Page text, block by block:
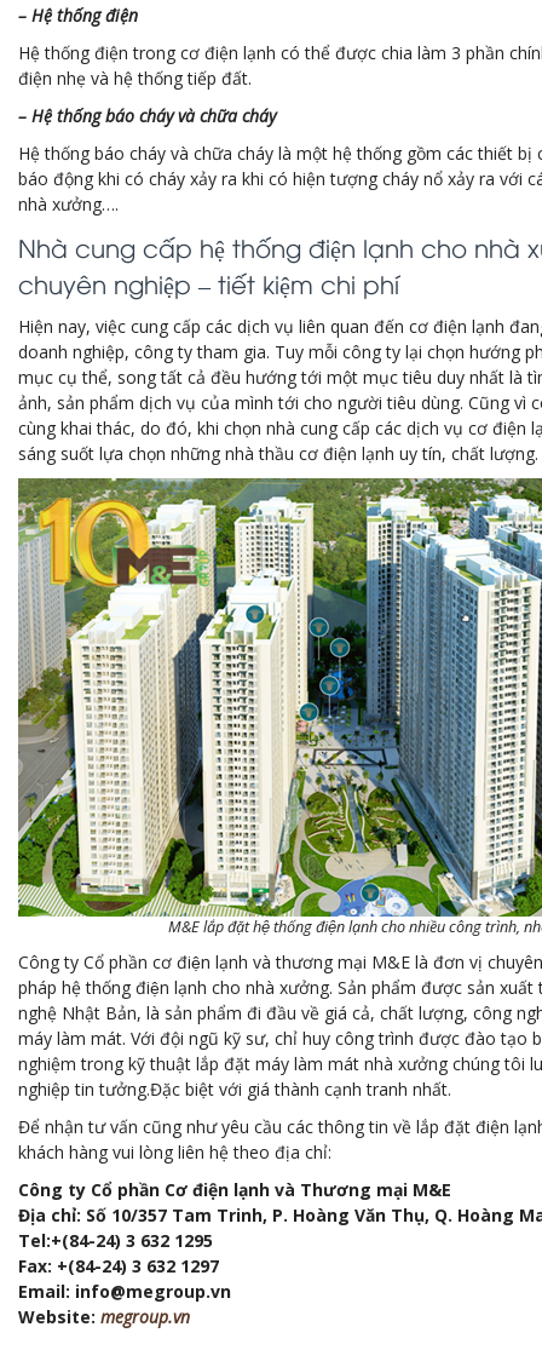
– Hệ thống điện
Hệ thống điện trong cơ điện lạnh có thể được chia làm 3 phần
điện nhẹ và hệ thống tiếp đất.
– Hệ thống báo cháy và chữa cháy
Hệ thống báo cháy và chữa cháy là một hệ thống gồm các thiết bị
báo động khi có cháy xảy ra khi có hiện tượng cháy nổ xảy ra với
nhà xưởng….
Nhà cung cấp hệ thống điện lạnh cho nhà
chuyên nghiệp – tiết kiệm chi phí
Hiện nay, việc cung cấp các dịch vụ liên quan đến cơ điện lạnh
doanh nghiệp, công ty tham gia. Tuy mỗi công ty lại chọn hướng
mục cụ thể, song tất cả đều hướng tới một mục tiêu duy nhất là
ảnh, sản phẩm dịch vụ của mình tới cho người tiêu dùng. Cũng vì
cùng khai thác, do đó, khi chọn nhà cung cấp các dịch vụ cơ điện
sáng suốt lựa chọn những nhà thầu cơ điện lạnh uy tín, chất lượng.
M&E lắp đặt hệ thống điện lạnh cho nhiều công trình,
Công ty Cổ phần cơ điện lạnh và thương mại M&E là đơn vị
pháp hệ thống điện lạnh cho nhà xưởng. Sản phẩm được sản
nghệ Nhật Bản, là sản phẩm đi đầu về giá cả, chất lượng, công
máy làm mát. Với đội ngũ kỹ sư, chỉ huy công trình được đào tạo
nghiệm trong kỹ thuật lắp đặt máy làm mát nhà xưởng chúng tôi
nghiệp tin tưởng.Đặc biệt với giá thành cạnh tranh nhất.
Để nhận tư vấn cũng như yêu cầu các thông tin về lắp đặt điện
khách hàng vui lòng liên hệ theo địa chỉ:
Công ty Cổ phần Cơ điện lạnh và Thương mại M&E
Địa chỉ: Số 10/357 Tam Trinh, P. Hoàng Văn Thụ, Q. Hoàng
Tel:+(84-24) 3 632 1295
Fax: +(84-24) 3 632 1297
Email: info@megroup.vn
Website: megroup.vn